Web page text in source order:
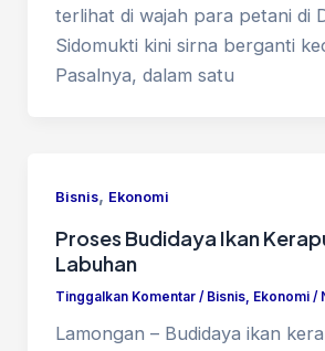
terlihat di wajah para petani di
Sidomukti kini sirna berganti
Pasalnya, dalam satu
Bisnis, Ekonomi
Proses Budidaya Ikan
Labuhan
Tinggalkan Komentar / Bisnis, Ekonomi/
Lamongan – Budidaya ikan